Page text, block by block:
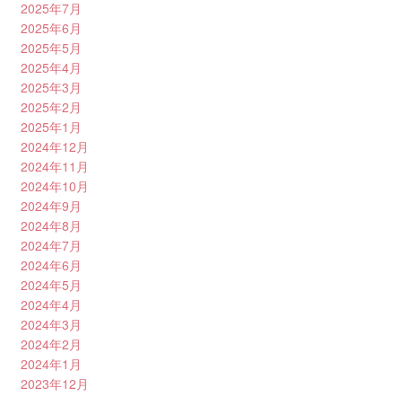
2025年7月
2025年6月
2025年5月
2025年4月
2025年3月
2025年2月
2025年1月
2024年12月
2024年11月
2024年10月
2024年9月
2024年8月
2024年7月
2024年6月
2024年5月
2024年4月
2024年3月
2024年2月
2024年1月
2023年12月